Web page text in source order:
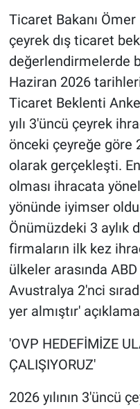
Ticaret Bakanı Ömer
çeyrek dış ticaret
değerlendirmelerde
Haziran 2026
Ticaret Beklenti
yılı 3'üncü çeyrek
önceki çeyreğe göre
olarak gerçekleşti.
olması ihracata
yönünde iyimser
Önümüzdeki 3 aylık
firmaların ilk kez
ülkeler arasında
Avustralya 2'nci
yer almıştır'
'OVP HEDEFİMİZE
ÇALIŞIYORUZ'
2026 yılının 3'üncü